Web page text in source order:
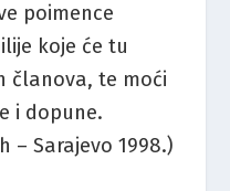
poimence
koje će tu
članova, te moći
i dopune.
– Sarajevo 1998.)